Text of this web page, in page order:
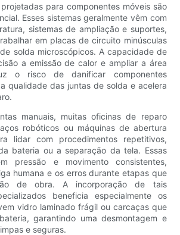
para componentes móveis são
Esses sistemas geralmente vêm com
sistemas de ampliação e suportes,
em placas de circuito minúsculas
solda microscópicos. A capacidade de
a emissão de calor e ampliar a área
o risco de danificar componentes
qualidade das juntas de solda e acelera
manuais, muitas oficinas de reparo
robóticos ou máquinas de abertura
lidar com procedimentos repetitivos,
bateria ou a separação da tela. Essas
pressão e movimento consistentes,
humana e os erros durante etapas que
de obra. A incorporação de tais
beneficia especialmente os
vidro laminado frágil ou carcaças que
garantindo uma desmontagem e
e seguras.